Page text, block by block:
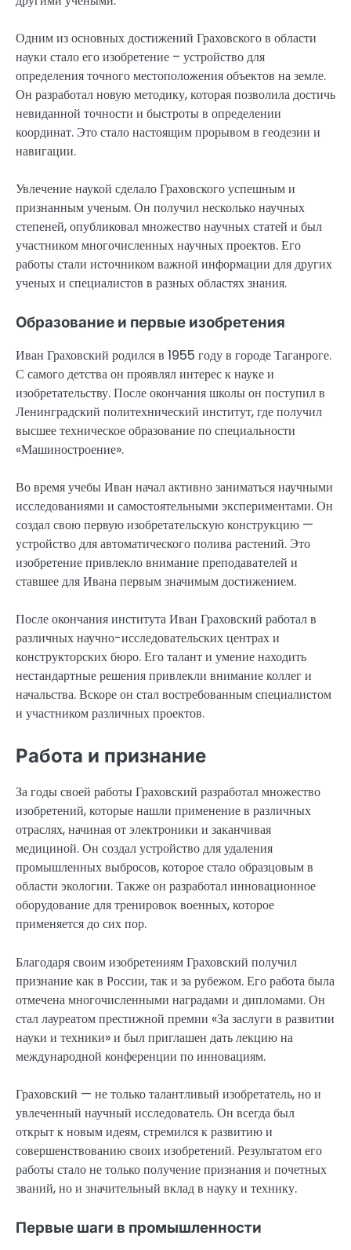
Одним из основных достижений Граховского в области
науки стало его изобретение – устройство для
определения точного местоположения объектов на земле.
Он разработал новую методику, которая позволила достичь
невиданной точности и быстроты в определении
координат. Это стало настоящим прорывом в геодезии и
навигации.
Увлечение наукой сделало Граховского успешным и
признанным ученым. Он получил несколько научных
степеней, опубликовал множество научных статей и был
участником многочисленных научных проектов. Его
работы стали источником важной информации для других
ученых и специалистов в разных областях знания.
Образование и первые изобретения
Иван Граховский родился в 1955 году в городе Таганроге.
С самого детства он проявлял интерес к науке и
изобретательству. После окончания школы он поступил в
Ленинградский политехнический институт, где получил
высшее техническое образование по специальности
«Машиностроение».
Во время учебы Иван начал активно заниматься научными
исследованиями и самостоятельными экспериментами. Он
создал свою первую изобретательскую конструкцию —
устройство для автоматического полива растений. Это
изобретение привлекло внимание преподавателей и
ставшее для Ивана первым значимым достижением.
После окончания института Иван Граховский работал в
различных научно-исследовательских центрах и
конструкторских бюро. Его талант и умение находить
нестандартные решения привлекли внимание коллег и
начальства. Вскоре он стал востребованным специалистом
и участником различных проектов.
Работа и признание
За годы своей работы Граховский разработал множество
изобретений, которые нашли применение в различных
отраслях, начиная от электроники и заканчивая
медициной. Он создал устройство для удаления
промышленных выбросов, которое стало образцовым в
области экологии. Также он разработал инновационное
оборудование для тренировок военных, которое
применяется до сих пор.
Благодаря своим изобретениям Граховский получил
признание как в России, так и за рубежом. Его работа была
отмечена многочисленными наградами и дипломами. Он
стал лауреатом престижной премии «За заслуги в развитии
науки и техники» и был приглашен дать лекцию на
международной конференции по инновациям.
Граховский — не только талантливый изобретатель, но и
увлеченный научный исследователь. Он всегда был
открыт к новым идеям, стремился к развитию и
совершенствованию своих изобретений. Результатом его
работы стало не только получение признания и почетных
званий, но и значительный вклад в науку и технику.
Первые шаги в промышленности